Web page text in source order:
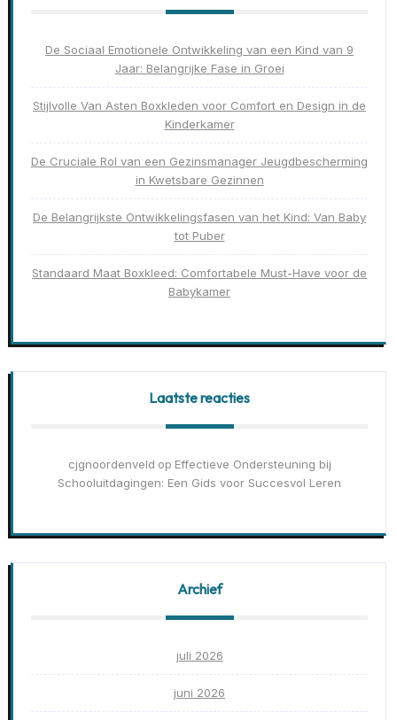
De Sociaal Emotionele Ontwikkeling van een Kind van 9
Jaar: Belangrijke Fase in Groei
Stijlvolle Van Asten Boxkleden voor Comfort en Design in de
Kinderkamer
De Cruciale Rol van een Gezinsmanager Jeugdbescherming
in Kwetsbare Gezinnen
De Belangrijkste Ontwikkelingsfasen van het Kind: Van Baby
tot Puber
Standaard Maat Boxkleed: Comfortabele Must-Have voor de
Babykamer
Laatste reacties
cjgnoordenveld op Effectieve Ondersteuning bij
Schooluitdagingen: Een Gids voor Succesvol Leren
Archief
juli 2026
juni 2026